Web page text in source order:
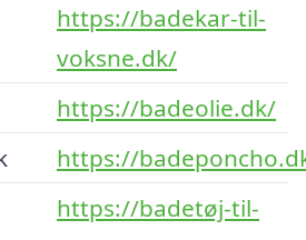
https://badekar-til-
voksne.dk/
https://badeolie.dk/
https://
https://badetøj-til-